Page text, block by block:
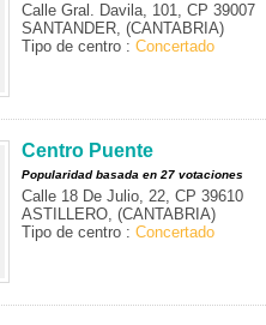
Calle Gral. Davila, 101, CP 39007
SANTANDER, (CANTABRIA)
Tipo de centro : Concertado
Centro Puente
Popularidad basada en 27 votaciones
Calle 18 De Julio, 22, CP 39610
ASTILLERO, (CANTABRIA)
Tipo de centro : Concertado